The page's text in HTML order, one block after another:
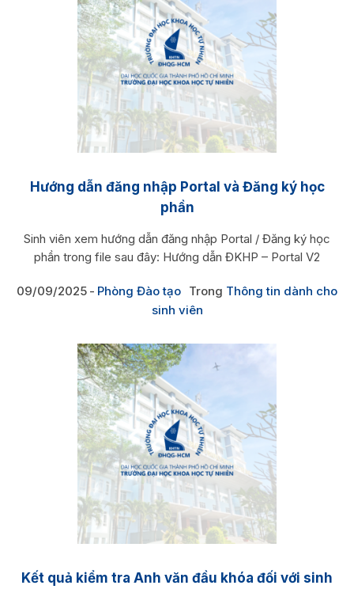
Hướng dẫn đăng nhập Portal và Đăng ký học
phần
Sinh viên xem hướng dẫn đăng nhập Portal / Đăng ký học
phần trong file sau đây: Hướng dẫn ĐKHP – Portal V2
09/09/2025 Phòng Đào tạo Trong Thông tin dành cho
sinh viên
Kết quả kiểm tra Anh văn đầu khóa đối với sinh